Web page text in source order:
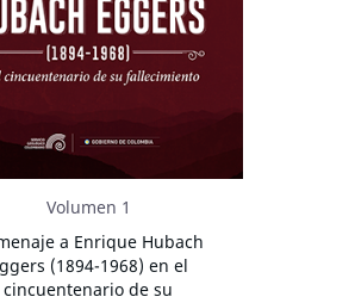
Volumen 1
a Enrique Hubach
(1894-1968) en el
cincuentenario de su